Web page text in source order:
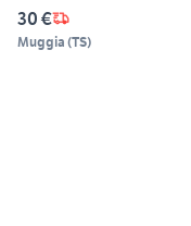
30 €
Muggia (TS)